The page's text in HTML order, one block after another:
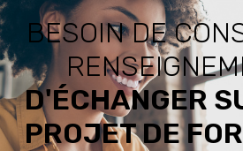
BESOIN DE
D'ÉCHANGER
PROJET DE